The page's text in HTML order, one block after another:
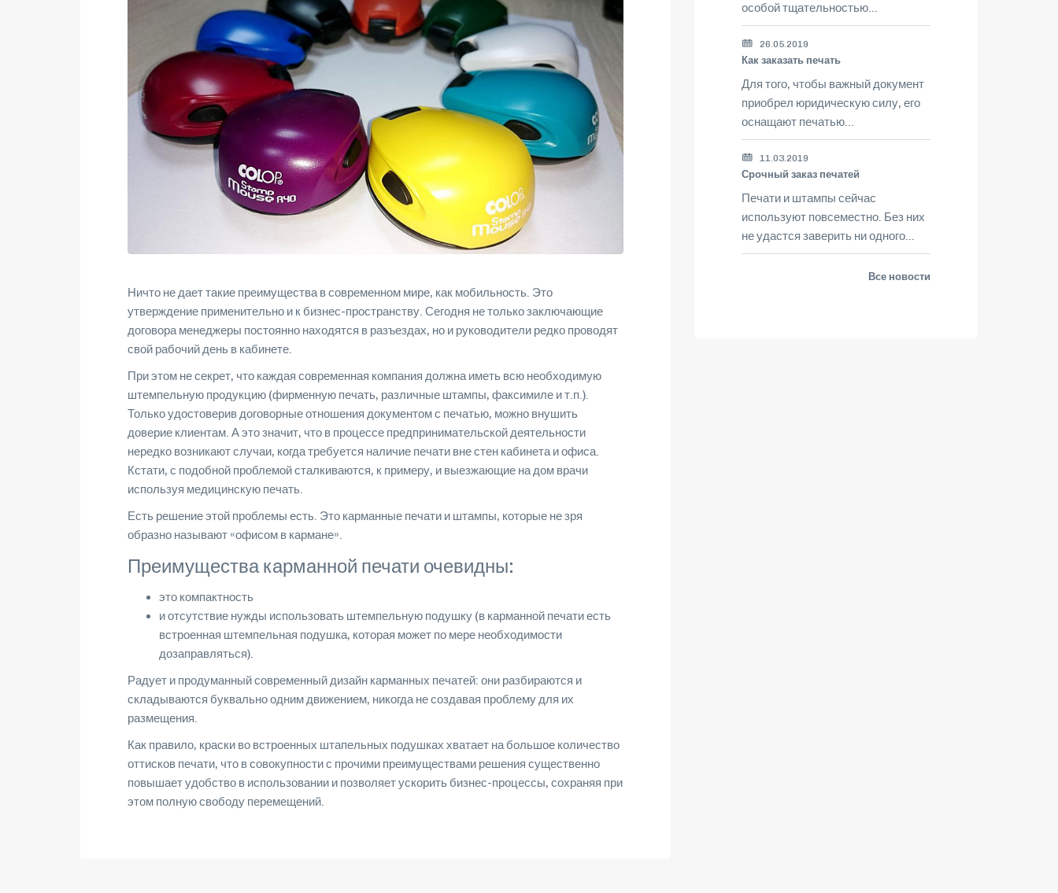
Ничто не дает такие преимущества в современном мире, как мобильность. Это
утверждение применительно и к бизнес-пространству. Сегодня не только заключающие
договора менеджеры постоянно находятся в разъездах, но и руководители редко проводят
свой рабочий день в кабинете.
При этом не секрет, что каждая современная компания должна иметь всю необходимую
штемпельную продукцию (фирменную печать, различные штампы, факсимиле и т.п.).
Только удостоверив договорные отношения документом с печатью, можно внушить
доверие клиентам. А это значит, что в процессе предпринимательской деятельности
нередко возникают случаи, когда требуется наличие печати вне стен кабинета и офиса.
Кстати, с подобной проблемой сталкиваются, к примеру, и выезжающие на дом врачи
используя медицинскую печать.
Есть решение этой проблемы есть. Это карманные печати и штампы, которые не зря
образно называют «офисом в кармане».
Преимущества карманной печати очевидны:
это компактность
и отсутствие нужды использовать штемпельную подушку (в карманной печати есть
встроенная штемпельная подушка, которая может по мере необходимости
дозаправляться).
Радует и продуманный современный дизайн карманных печатей: они разбираются и
складываются буквально одним движением, никогда не создавая проблему для их
размещения.
Как правило, краски во встроенных штапельных подушках хватает на большое количество
оттисков печати, что в совокупности с прочими преимуществами решения существенно
повышает удобство в использовании и позволяет ускорить бизнес-процессы, сохраняя при
этом полную свободу перемещений.
особой тщательностью...
26.05.2019
Как заказать печать
Для того, чтобы важный документ
приобрел юридическую силу, его
оснащают печатью...
11.03.2019
Срочный заказ печатей
Печати и штампы сейчас
используют повсеместно. Без них
не удастся заверить ни одного...
Все новости